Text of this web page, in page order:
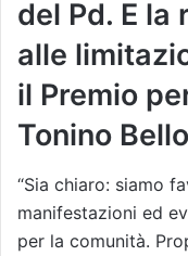
del Pd. E la
alle
il Premio
Tonino
“Sia chiaro: siamo
manifestazioni ed
per la comunità.